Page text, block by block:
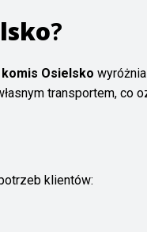
?
komis Osielsko
transportem, co
klientów: